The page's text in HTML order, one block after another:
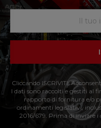
Cliccando ISCRIVITI:
I dati sono raccolti e gestiti al
rapporto di fornitura e/o
ordinamenti legislativi,
2016/679. Prima di inviare i